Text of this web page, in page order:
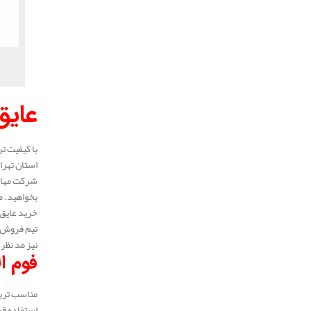
با کیفیت
استان
شرکت
خرید
تیم فروش
نیز مد
فوم
مناسب